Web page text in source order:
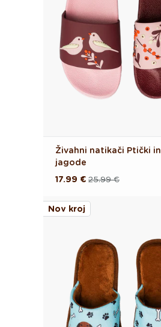
Živahni natikači Ptički in
jagode
Redna 25.99 €
Akcijska
17.99 €
Nov kroj